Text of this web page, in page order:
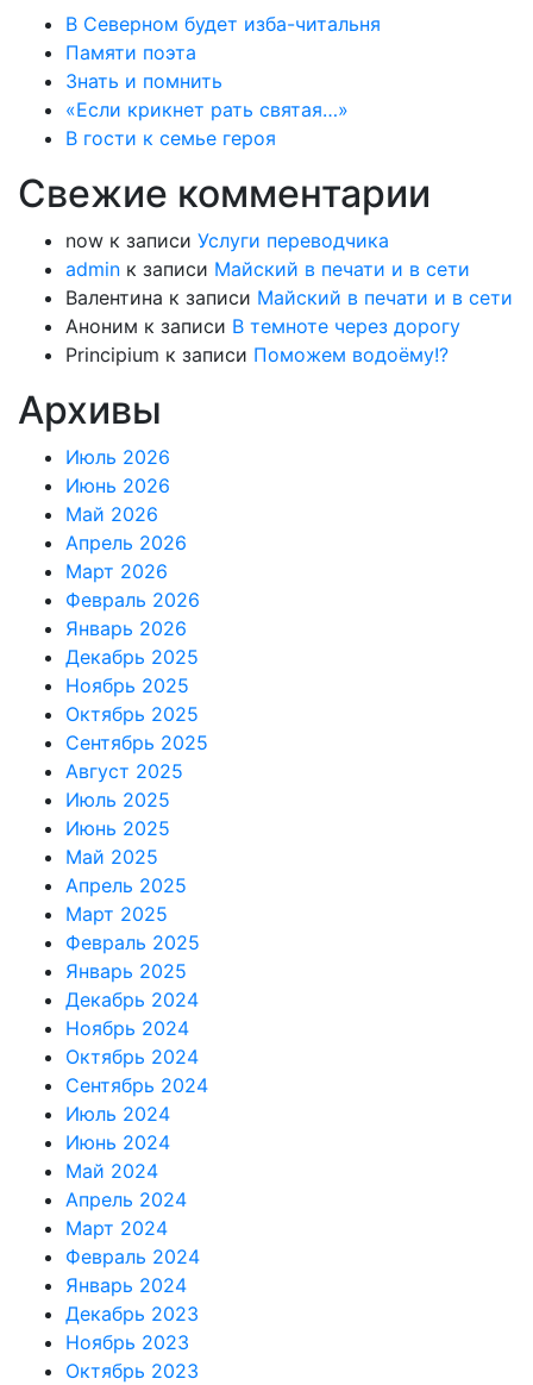
В Северном будет изба-читальня
Памяти поэта
Знать и помнить
«Если крикнет рать святая…»
В гости к семье героя
Свежие комментарии
now к записи Услуги переводчика
admin к записи Майский в печати и в сети
Валентина к записи Майский в печати и в сети
Аноним к записи В темноте через дорогу
Principium к записи Поможем водоёму!?
Архивы
Июль 2026
Июнь 2026
Май 2026
Апрель 2026
Март 2026
Февраль 2026
Январь 2026
Декабрь 2025
Ноябрь 2025
Октябрь 2025
Сентябрь 2025
Август 2025
Июль 2025
Июнь 2025
Май 2025
Апрель 2025
Март 2025
Февраль 2025
Январь 2025
Декабрь 2024
Ноябрь 2024
Октябрь 2024
Сентябрь 2024
Июль 2024
Июнь 2024
Май 2024
Апрель 2024
Март 2024
Февраль 2024
Январь 2024
Декабрь 2023
Ноябрь 2023
Октябрь 2023